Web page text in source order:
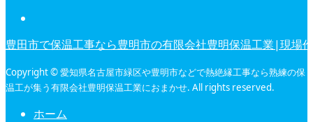
豊田市で保温工事なら豊明市の有限会社豊明保温工業|現場
Copyright © 愛知県名古屋市緑区や豊明市などで熱絶縁工事なら熟練の保
温工が集う有限会社豊明保温工業におまかせ. All rights reserved.
ホーム